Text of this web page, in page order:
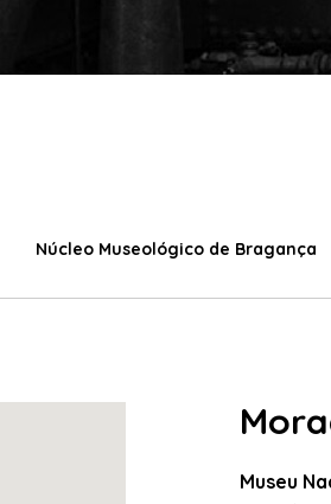
Núcleo Museológico de Bragança
Museu